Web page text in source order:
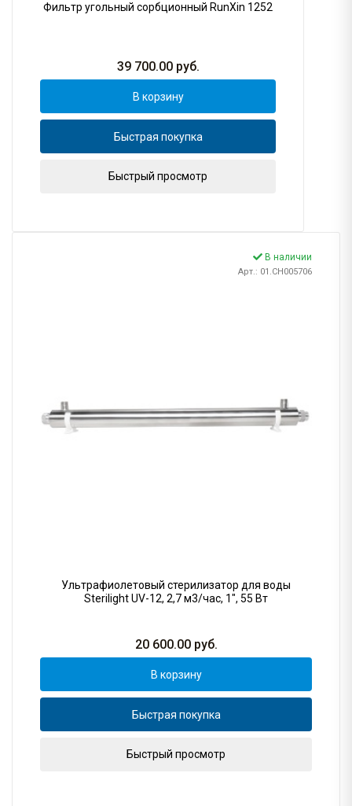
Фильтр угольный сорбционный RunXin 1252
39 700.00руб.
В корзину
Быстрая покупка
Быстрый просмотр
В наличии
Арт.: 01.CH005706
Ультрафиолетовый стерилизатор для воды
Sterilight UV-12, 2,7 м3/час, 1", 55 Вт
20 600.00руб.
В корзину
Быстрая покупка
Быстрый просмотр